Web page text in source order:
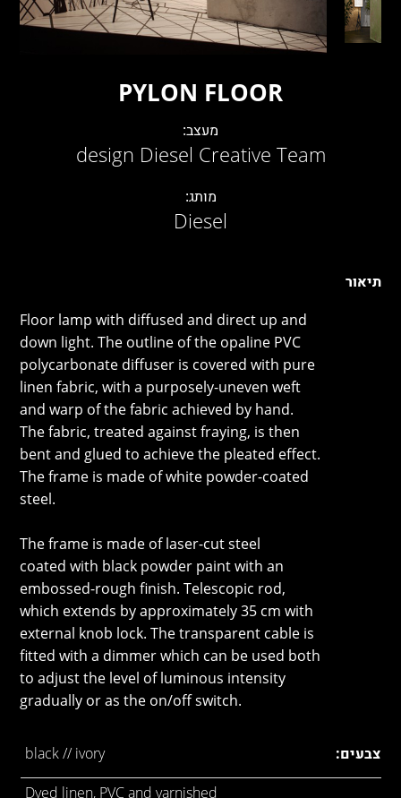
LAMBERT & FILS
ROGER PRADIER
CATELLANI & SMITH
TOBIAS GRAU
GROK
PYLON FLOOR
מעצב:
design Diesel Creative Team
מותג:
Diesel
תיאור
Floor lamp with diffused and direct up and
down light. The outline of the opaline PVC
polycarbonate diffuser is covered with pure
linen fabric, with a purposely-uneven weft
and warp of the fabric achieved by hand.
The fabric, treated against fraying, is then
bent and glued to achieve the pleated effect.
The frame is made of white powder-coated
steel.
The frame is made of laser-cut steel
coated with black powder paint with an
embossed-rough finish. Telescopic rod,
which extends by approximately 35 cm with
external knob lock. The transparent cable is
fitted with a dimmer which can be used both
to adjust the level of luminous intensity
gradually or as the on/off switch.
צבעים: black // ivory
Dyed linen, PVC and varnished